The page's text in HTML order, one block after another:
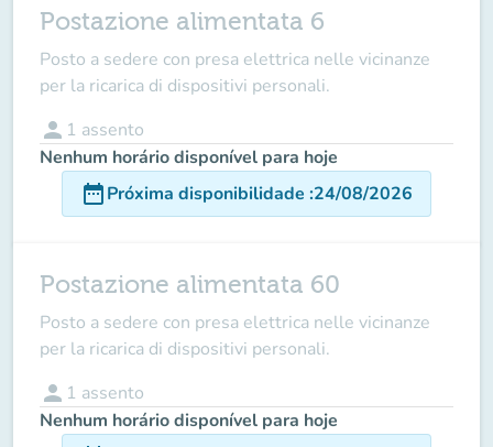
Postazione alimentata 6
Posto a sedere con presa elettrica nelle vicinanze
per la ricarica di dispositivi personali.
person 1 assento
Nenhum horário disponível para hoje
date_rangePróxima disponibilidade :24/08/2026
Postazione alimentata 60
Posto a sedere con presa elettrica nelle vicinanze
per la ricarica di dispositivi personali.
person 1 assento
Nenhum horário disponível para hoje